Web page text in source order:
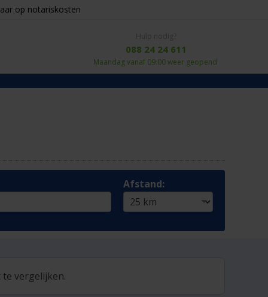
op notariskosten
088 24 24 611
Maandag vanaf 09:00 weer geopend
Afstand:
vergelijken.